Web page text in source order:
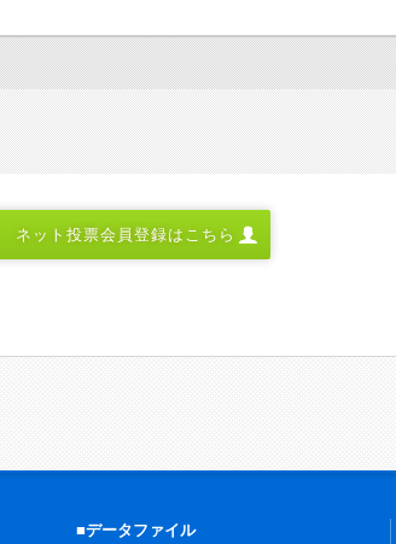
ネット投票会員登録はこちら
■データファイル